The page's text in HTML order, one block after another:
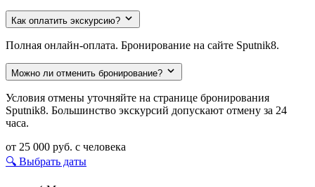
Как оплатить экскурсию?
Полная онлайн-оплата. Бронирование на сайте Sputnik8.
Можно ли отменить бронирование?
Условия отмены уточняйте на странице бронирования
Sputnik8. Большинство экскурсий допускают отмену за 24
часа.
от 25 000 руб. с человека
🔍 Выбрать даты